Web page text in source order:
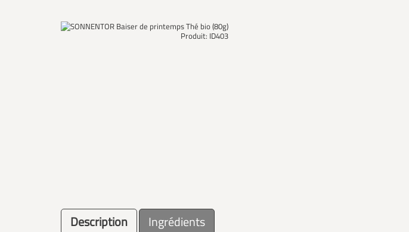
Produit: ID403
Description Ingrédients